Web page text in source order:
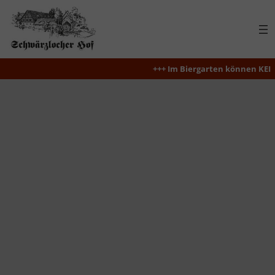
Inhalt
springen
+++ Im Biergarten können